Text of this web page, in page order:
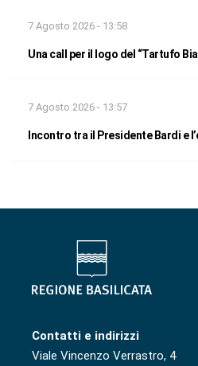
7 Agosto 2026 - 13:58
Una call per il logo del “Tartufo
7 Agosto 2026 - 13:57
Incontro tra il Presidente Bardi e
Contatti e indirizzi
Viale Vincenzo Verrastro, 4